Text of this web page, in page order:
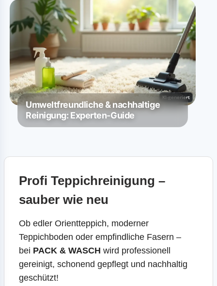
KI-generiert
Umweltfreundliche & nachhaltige
Reinigung: Experten-Guide
Profi Teppichreinigung –
sauber wie neu
Ob edler Orientteppich, moderner
Teppichboden oder empfindliche Fasern –
bei PACK & WASCH wird professionell
gereinigt, schonend gepflegt und nachhaltig
geschützt!